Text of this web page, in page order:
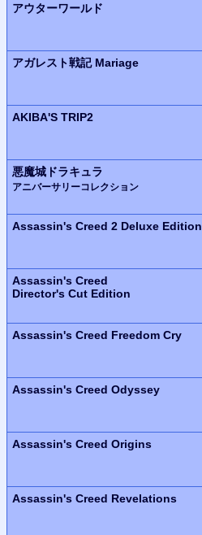
アウターワールド
アガレスト戦記 Mariage
AKIBA'S TRIP2
悪魔城ドラキュラ
アニバーサリーコレクション
Assassin's Creed 2 Deluxe Edition
Assassin's Creed
Director's Cut Edition
Assassin's Creed Freedom Cry
Assassin's Creed Odyssey
Assassin's Creed Origins
Assassin's Creed Revelations